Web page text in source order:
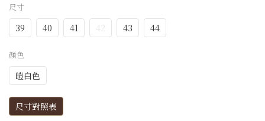
尺寸
39 40 41 42 43 44
顏色
皚白色
尺寸對照表